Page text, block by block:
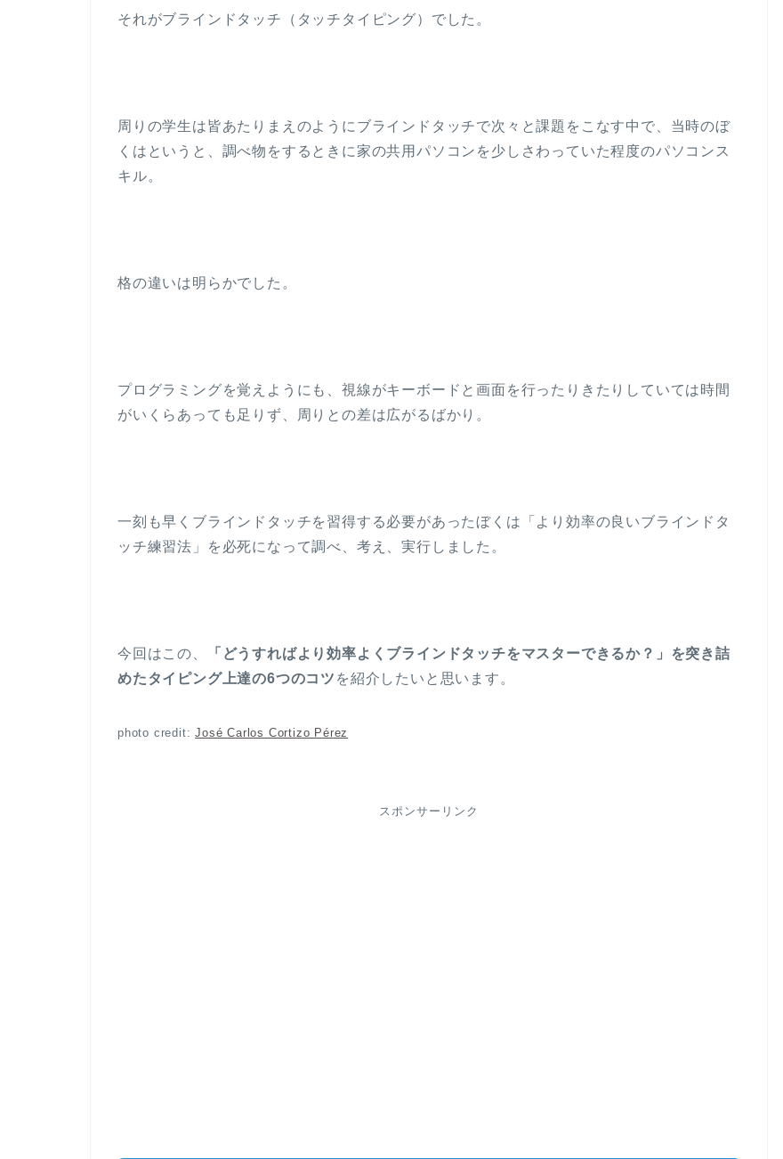
それがブラインドタッチ（タッチタイピング）でした。
周りの学生は皆あたりまえのようにブラインドタッチで次々と課題をこなす中で、当時のぼ
くはというと、調べ物をするときに家の共用パソコンを少しさわっていた程度のパソコンス
キル。
格の違いは明らかでした。
プログラミングを覚えようにも、視線がキーボードと画面を行ったりきたりしていては時間
がいくらあっても足りず、周りとの差は広がるばかり。
一刻も早くブラインドタッチを習得する必要があったぼくは「より効率の良いブラインドタ
ッチ練習法」を必死になって調べ、考え、実行しました。
今回はこの、
「どうすればより効率よくブラインドタッチをマスターできるか？」を突き詰
めたタイピング上達の6つのコツ を紹介したいと思います。
photo credit:José Carlos Cortizo Pérez
スポンサーリンク